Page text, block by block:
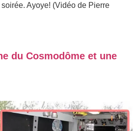
Ayoye! (Vidéo de Pierre
du Cosmodôme et une